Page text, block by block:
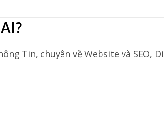
Tin, chuyên về Website và